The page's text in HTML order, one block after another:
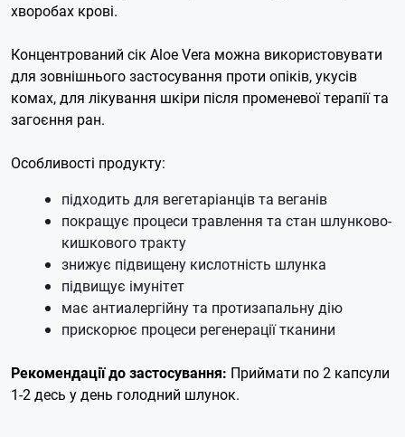
хворобах крові.
Концентрований сік Aloe Vera можна використовувати
для зовнішнього застосування проти опіків, укусів
комах, для лікування шкіри після променевої терапії та
загоєння ран.
Особливості продукту:
підходить для вегетаріанців та веганів
покращує процеси травлення та стан шлунково-
кишкового тракту
знижує підвищену кислотність шлунка
підвищує імунітет
має антиалергійну та протизапальну дію
прискорює процеси регенерації тканини
Рекомендації до застосування: Приймати по 2 капсули
1-2 десь у день голодний шлунок.